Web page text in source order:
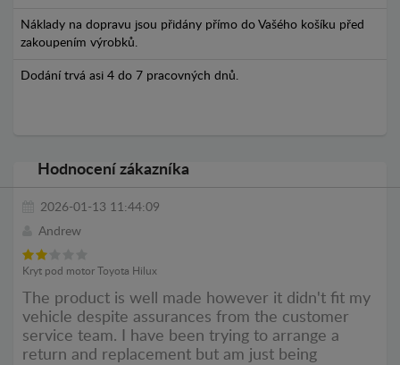
Náklady na dopravu jsou přidány přímo do Vašého košíku před
zakoupením výrobků.
Dodání trvá asi 4 do 7 pracovných dnů.
Hodnocení zákazníka
2026-01-13 11:44:09
Andrew
Kryt pod motor Toyota Hilux
The product is well made however it didn't fit my
vehicle despite assurances from the customer
service team. I have been trying to arrange a
return and replacement but am just being